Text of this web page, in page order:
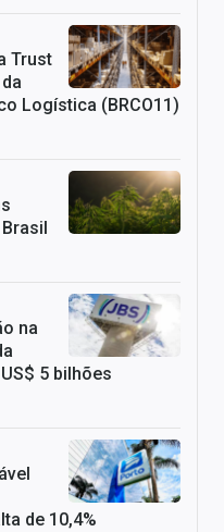
Trust
Logística (BRCO11)
na
5 bilhões
de 10,4%